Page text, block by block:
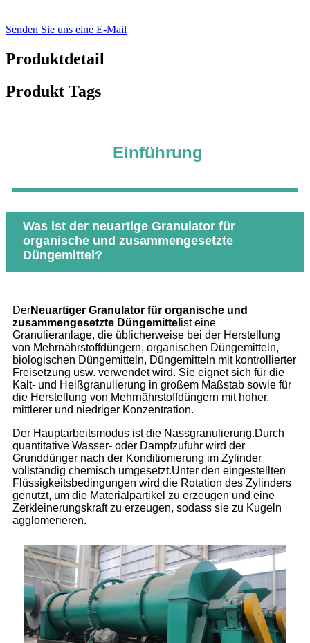
Senden Sie uns eine E-Mail
Produktdetail
Produkt Tags
Einführung
Was ist der neuartige Granulator für
organische und zusammengesetzte
Düngemittel?
DerNeuartiger Granulator für organische und
zusammengesetzte Düngemittel ist eine
Granulieranlage, die üblicherweise bei der Herstellung
von Mehrnährstoffdüngern, organischen Düngemitteln,
biologischen Düngemitteln, Düngemitteln mit kontrollierter
Freisetzung usw. verwendet wird. Sie eignet sich für die
Kalt- und Heißgranulierung in großem Maßstab sowie für
die Herstellung von Mehrnährstoffdüngern mit hoher,
mittlerer und niedriger Konzentration.
Der Hauptarbeitsmodus ist die Nassgranulierung.Durch
quantitative Wasser- oder Dampfzufuhr wird der
Grunddünger nach der Konditionierung im Zylinder
vollständig chemisch umgesetzt.Unter den eingestellten
Flüssigkeitsbedingungen wird die Rotation des Zylinders
genutzt, um die Materialpartikel zu erzeugen und eine
Zerkleinerungskraft zu erzeugen, sodass sie zu Kugeln
agglomerieren.